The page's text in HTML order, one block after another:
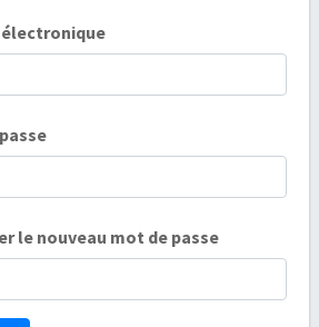
le nouveau mot de passe